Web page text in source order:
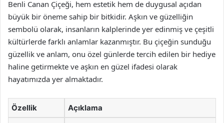
Benli Canan Çiçeği, hem estetik hem de duygusal açıdan
büyük bir öneme sahip bir bitkidir. Aşkın ve güzelliğin
sembolü olarak, insanların kalplerinde yer edinmiş ve çeşitli
kültürlerde farklı anlamlar kazanmıştır. Bu çiçeğin sunduğu
güzellik ve anlam, onu özel günlerde tercih edilen bir hediye
haline getirmekte ve aşkın en güzel ifadesi olarak
hayatımızda yer almaktadır.
Özellik Açıklama